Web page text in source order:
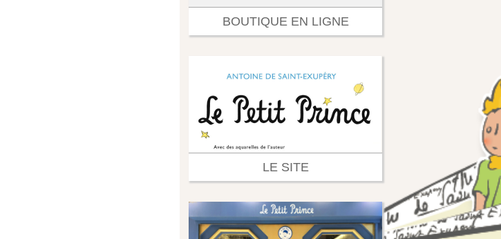
BOUTIQUE EN LIGNE
LE SITE